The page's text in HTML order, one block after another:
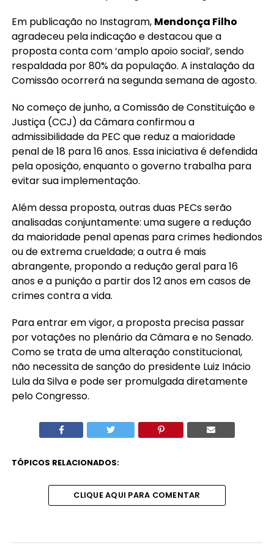
Em publicação no Instagram, Mendonça Filho
agradeceu pela indicação e destacou que a
proposta conta com ‘amplo apoio social’, sendo
respaldada por 80% da população. A instalação da
Comissão ocorrerá na segunda semana de agosto.
No começo de junho, a Comissão de Constituição e
Justiça (CCJ) da Câmara confirmou a
admissibilidade da PEC que reduz a maioridade
penal de 18 para 16 anos. Essa iniciativa é defendida
pela oposição, enquanto o governo trabalha para
evitar sua implementação.
Além dessa proposta, outras duas PECs serão
analisadas conjuntamente: uma sugere a redução
da maioridade penal apenas para crimes hediondos
ou de extrema crueldade; a outra é mais
abrangente, propondo a redução geral para 16
anos e a punição a partir dos 12 anos em casos de
crimes contra a vida.
Para entrar em vigor, a proposta precisa passar
por votações no plenário da Câmara e no Senado.
Como se trata de uma alteração constitucional,
não necessita de sanção do presidente Luiz Inácio
Lula da Silva e pode ser promulgada diretamente
pelo Congresso.
TÓPICOS RELACIONADOS:
CLIQUE AQUI PARA COMENTAR